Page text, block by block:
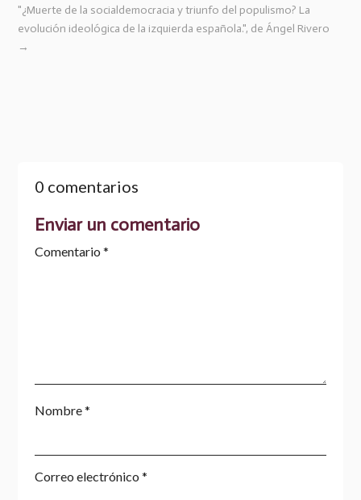
"¿Muerte de la socialdemocracia y triunfo del populismo? La
evolución ideológica de la izquierda española.", de Ángel Rivero
→
0 comentarios
Enviar un comentario
Comentario *
Nombre*
Correo electrónico *